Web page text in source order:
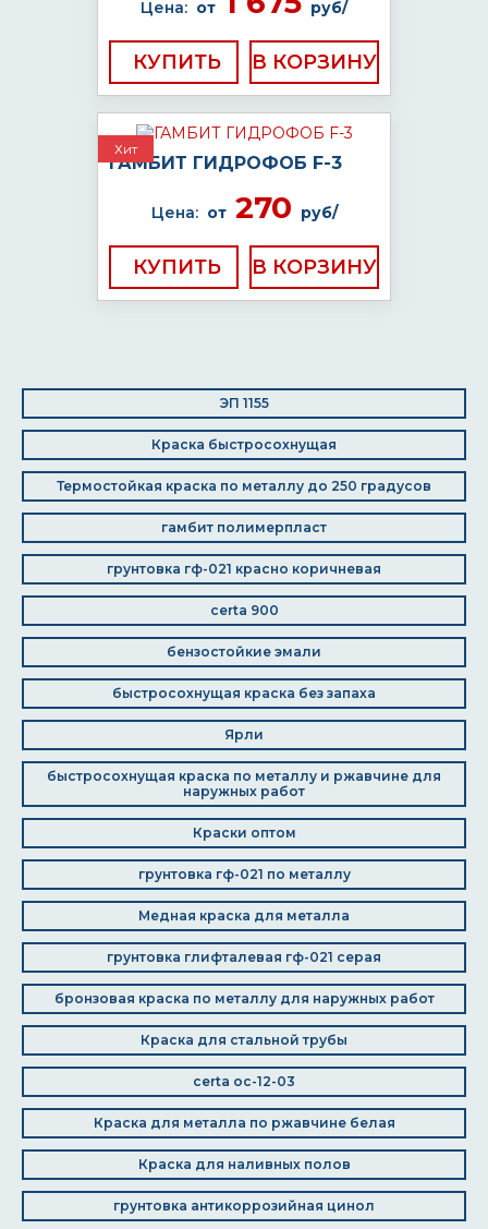
Цена: от руб/
КУПИТЬ
Хит
ГАМБИТ ГИДРОФОБ F-3
Цена: от270 руб/
КУПИТЬ
ЭП 1155
Краска быстросохнущая
Термостойкая краска по металлу до 250 градусов
гамбит полимерпласт
грунтовка гф-021 красно коричневая
certa 900
бензостойкие эмали
быстросохнущая краска без запаха
Ярли
быстросохнущая краска по металлу и ржавчине для
наружных работ
Краски оптом
грунтовка гф-021 по металлу
Медная краска для металла
грунтовка глифталевая гф-021 серая
бронзовая краска по металлу для наружных работ
Краска для стальной трубы
certa ос-12-03
Краска для металла по ржавчине белая
Краска для наливных полов
грунтовка антикоррозийная цинол